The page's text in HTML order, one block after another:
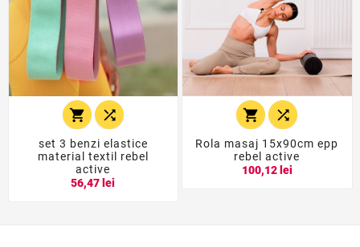
 
set 3 benzi elastice
material textil rebel
active
56,47 lei
 
Rola masaj 15x90cm epp
rebel active
100,12 lei